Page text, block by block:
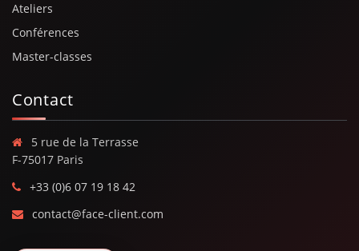
Ateliers
Conférences
Master-classes
Contact
5 rue de la Terrasse
F-75017 Paris
+33 (0)6 07 19 18 42
contact@face-client.com